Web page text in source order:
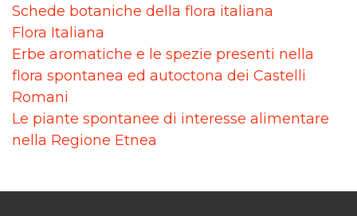
Schede botaniche della flora italiana
Flora Italiana
Erbe aromatiche e le spezie presenti nella
flora spontanea ed autoctona dei Castelli
Romani
Le piante spontanee di interesse alimentare
nella Regione Etnea